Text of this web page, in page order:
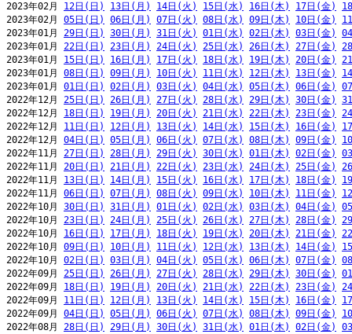
2023年02月 12日(日) 13日(月) 14日(火) 15日(水) 16日(木) 17日(金)
2023年02月 05日(日) 06日(月) 07日(火) 08日(水) 09日(木) 10日(金)
2023年01月 29日(日) 30日(月) 31日(火) 01日(水) 02日(木) 03日(金)
2023年01月 22日(日) 23日(月) 24日(火) 25日(水) 26日(木) 27日(金)
2023年01月 15日(日) 16日(月) 17日(火) 18日(水) 19日(木) 20日(金)
2023年01月 08日(日) 09日(月) 10日(火) 11日(水) 12日(木) 13日(金)
2023年01月 01日(日) 02日(月) 03日(火) 04日(水) 05日(木) 06日(金)
2022年12月 25日(日) 26日(月) 27日(火) 28日(水) 29日(木) 30日(金)
2022年12月 18日(日) 19日(月) 20日(火) 21日(水) 22日(木) 23日(金)
2022年12月 11日(日) 12日(月) 13日(火) 14日(水) 15日(木) 16日(金)
2022年12月 04日(日) 05日(月) 06日(火) 07日(水) 08日(木) 09日(金)
2022年11月 27日(日) 28日(月) 29日(火) 30日(水) 01日(木) 02日(金)
2022年11月 20日(日) 21日(月) 22日(火) 23日(水) 24日(木) 25日(金)
2022年11月 13日(日) 14日(月) 15日(火) 16日(水) 17日(木) 18日(金)
2022年11月 06日(日) 07日(月) 08日(火) 09日(水) 10日(木) 11日(金)
2022年10月 30日(日) 31日(月) 01日(火) 02日(水) 03日(木) 04日(金)
2022年10月 23日(日) 24日(月) 25日(火) 26日(水) 27日(木) 28日(金)
2022年10月 16日(日) 17日(月) 18日(火) 19日(水) 20日(木) 21日(金)
2022年10月 09日(日) 10日(月) 11日(火) 12日(水) 13日(木) 14日(金)
2022年10月 02日(日) 03日(月) 04日(火) 05日(水) 06日(木) 07日(金)
2022年09月 25日(日) 26日(月) 27日(火) 28日(水) 29日(木) 30日(金)
2022年09月 18日(日) 19日(月) 20日(火) 21日(水) 22日(木) 23日(金)
2022年09月 11日(日) 12日(月) 13日(火) 14日(水) 15日(木) 16日(金)
2022年09月 04日(日) 05日(月) 06日(火) 07日(水) 08日(木) 09日(金)
2022年08月 28日(日) 29日(月) 30日(火) 31日(水) 01日(木) 02日(金)